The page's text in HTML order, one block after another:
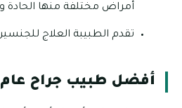
أمراض مختلفة منها الحادة
تقدم الطبيبة العلاج
أفضل طبيب جراح